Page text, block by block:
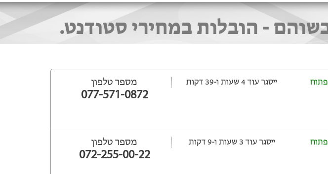
- הובלות במחירי סטודנט.
ייסגר עוד 4 שעות ‫ו-39 דקות מספר טלפון
077-571-0872
ייסגר עוד 3 שעות ‫ו-9 דקות מספר טלפון
072-255-00-22